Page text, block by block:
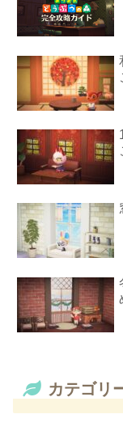
カテゴリ